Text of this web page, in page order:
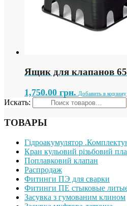
Ящик для клапанов
1,750.00 грн. Добавить в корзину
Искать:
ТОВАРЫ
Гідроакумулятор
Кран кульовий різьбовий
Поплавковий клапан
Распродаж
Фитинги ПЭ для сварки
Фитинги ПЕ стыковые
Засувка з гумованим клином